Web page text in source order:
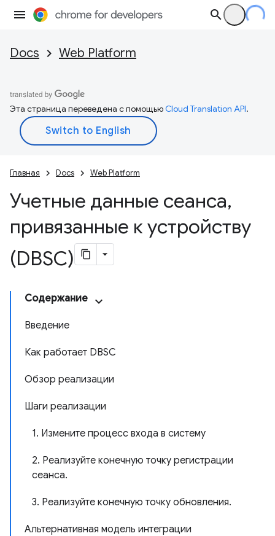
Docs Web Platform
Эта страница переведена с помощьюCloud Translation API.
Главная Docs Web Platform
Учетные данные сеанса,
привязанные к устройству
(DBSC)
Содержание
Введение
Как работает DBSC
Обзор реализации
Шаги реализации
1. Измените процесс входа в систему
2. Реализуйте конечную точку регистрации
сеанса.
3. Реализуйте конечную точку обновления.
Альтернативная модель интеграции